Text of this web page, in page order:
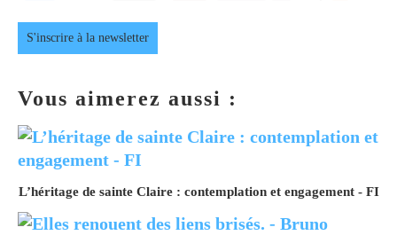
S'inscrire à la newsletter
Vous aimerez aussi :
L’héritage de sainte Claire : contemplation et engagement - FI